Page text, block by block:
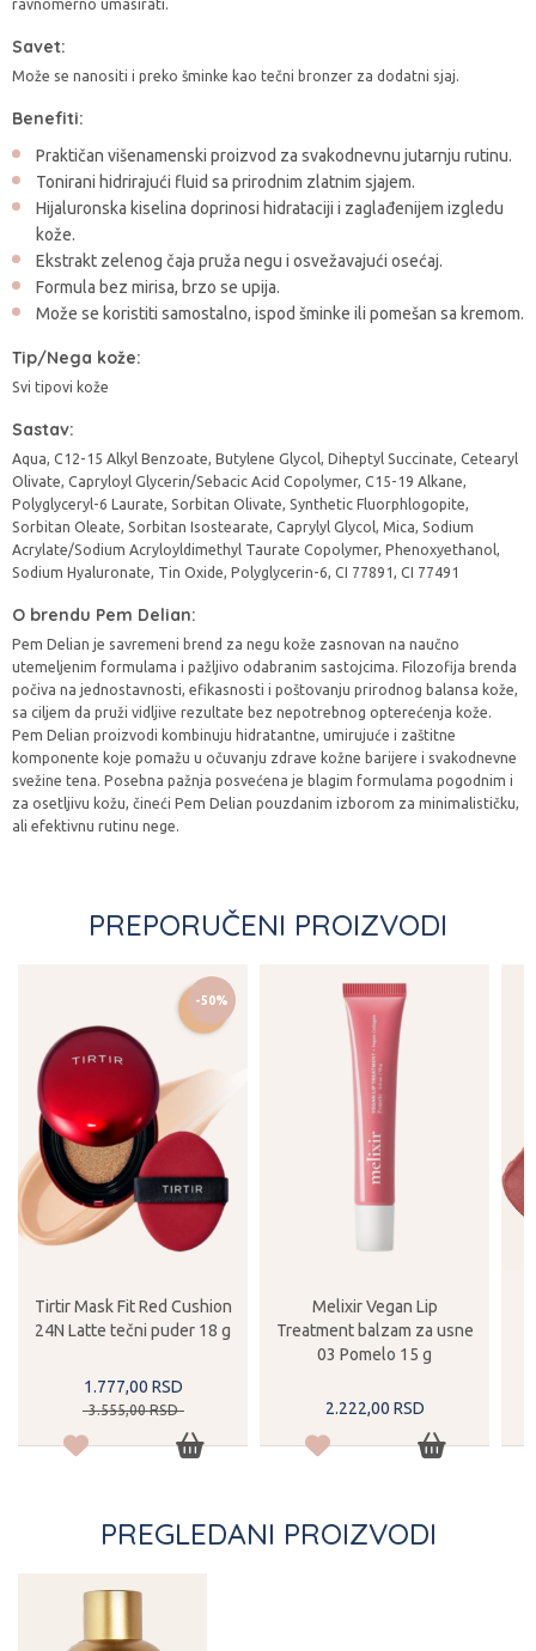
ravnomerno umasirati.
Savet:
Može se nanositi i preko šminke kao tečni bronzer za dodatni sjaj.
Benefiti:
Praktičan višenamenski proizvod za svakodnevnu jutarnju rutinu.
Tonirani hidrirajući fluid sa prirodnim zlatnim sjajem.
Hijaluronska kiselina doprinosi hidrataciji i zaglađenijem izgledu
kože.
Ekstrakt zelenog čaja pruža negu i osvežavajući osećaj.
Formula bez mirisa, brzo se upija.
Može se koristiti samostalno, ispod šminke ili pomešan sa kremom.
Tip/Nega kože:
Svi tipovi kože
Sastav:
Aqua, C12-15 Alkyl Benzoate, Butylene Glycol, Diheptyl Succinate, Cetearyl
Olivate, Capryloyl Glycerin/Sebacic Acid Copolymer, C15-19 Alkane,
Polyglyceryl-6 Laurate, Sorbitan Olivate, Synthetic Fluorphlogopite,
Sorbitan Oleate, Sorbitan Isostearate, Caprylyl Glycol, Mica, Sodium
Acrylate/Sodium Acryloyldimethyl Taurate Copolymer, Phenoxyethanol,
Sodium Hyaluronate, Tin Oxide, Polyglycerin-6, CI 77891, CI 77491
O brendu Pem Delian:
Pem Delian je savremeni brend za negu kože zasnovan na naučno
utemeljenim formulama i pažljivo odabranim sastojcima. Filozofija brenda
počiva na jednostavnosti, efikasnosti i poštovanju prirodnog balansa kože,
sa ciljem da pruži vidljive rezultate bez nepotrebnog opterećenja kože.
Pem Delian proizvodi kombinuju hidratantne, umirujuće i zaštitne
komponente koje pomažu u očuvanju zdrave kožne barijere i svakodnevne
svežine tena. Posebna pažnja posvećena je blagim formulama pogodnim i
za osetljivu kožu, čineći Pem Delian pouzdanim izborom za minimalističku,
ali efektivnu rutinu nege.
PREPORUČENI PROIZVODI
-50%
Tirtir Mask Fit Red Cushion
24N Latte tečni puder 18 g
1.777,00 RSD
3.555,00 RSD
Melixir Vegan Lip
Treatment balzam za usne
03 Pomelo 15 g
2.222,00 RSD
PREGLEDANI PROIZVODI